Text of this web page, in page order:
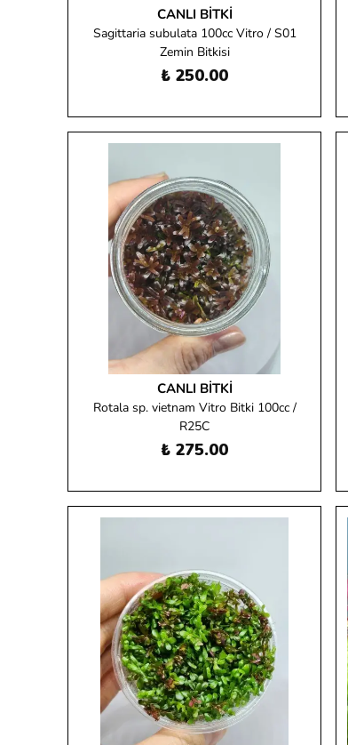
CANLI BITKI
Sagittaria subulata 100cc Vitro / S01
Zemin Bitkisi
₺ 250.00
CANLI BITKI
Rotala sp. vietnam Vitro Bitki 100cc /
R25C
₺ 275.00